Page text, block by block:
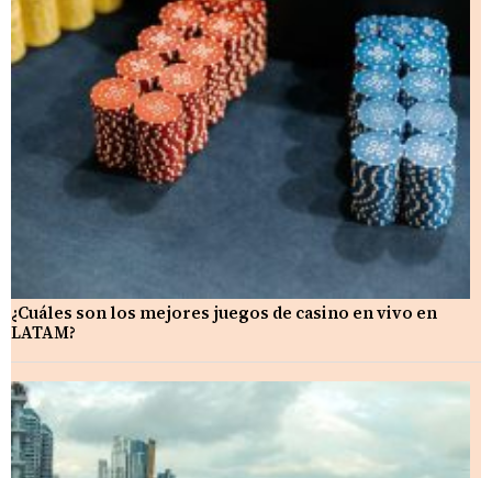
¿Cuáles son los mejores juegos de casino en vivo en
LATAM?